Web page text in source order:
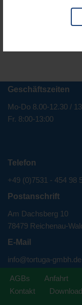
Geschäftszeiten
Mo-Do 8.00-12.30 /
Fr. 8:00-13:00
Telefon
+49 (0)7531 - 454 98
Postanschrift
Am Dachsberg 10
78479 Reichenau-
E-Mail
info@tortuga-gmbh.de
AGBs Anfahrt
Kontakt
Download